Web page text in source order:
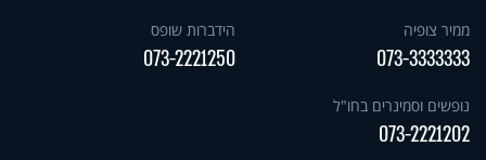
ממיר צופיה
073-3333333
הידברות שופס
073-2221250
נופשים וסמינרים בחו"ל
073-2221202